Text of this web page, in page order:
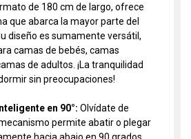
de 180 cm de largo, ofrece
que abarca la mayor parte del
diseño es sumamente versátil,
camas de bebés, camas
de adultos. ¡La tranquilidad
sin preocupaciones!
en 90°: Olvídate de
permite abatir o plegar
hacia abajo en 90 grados,